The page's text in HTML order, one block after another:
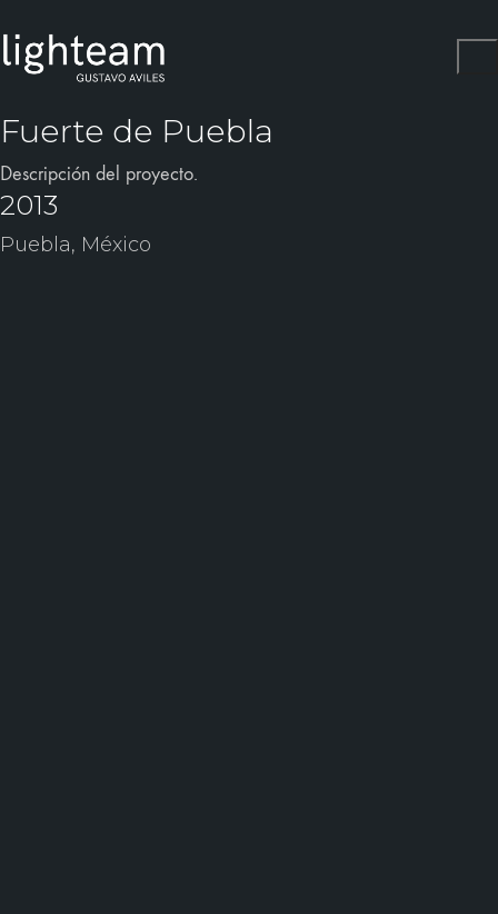
Fuerte de Puebla
Descripción del proyecto.
2013
Puebla, México